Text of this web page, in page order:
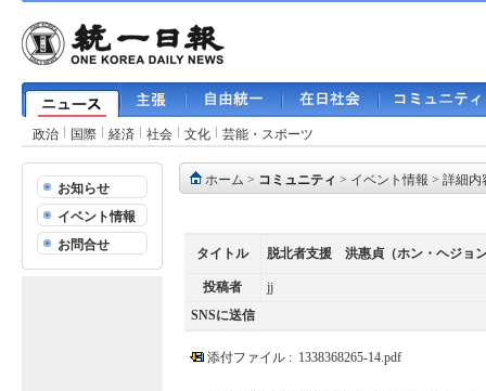
政治 国際 経済 社会 文化 芸能・スポーツ
お知らせ
イベント情報
お問合せ
ホーム > コミュニティ > イベント情報 > 詳細内
タイトル 脱北者支援 洪惠貞（ホン・ヘジョ
投稿者
jj
SNSに送信
添付ファイル : 1338368265-14.pdf